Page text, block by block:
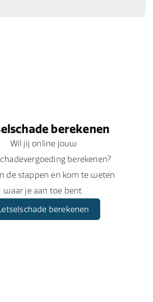
berekenen
Wil jij online jouw
berekenen?
de stappen en kom te weten
waar je aan toe bent.
berekenen